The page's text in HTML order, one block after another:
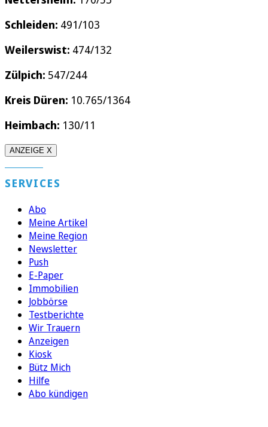
Schleiden: 491/103
Weilerswist: 474/132
Zülpich: 547/244
Kreis Düren: 10.765/1364
Heimbach: 130/11
ANZEIGE X
SERVICES
Abo
Meine Artikel
Meine Region
Newsletter
Push
E-Paper
Immobilien
Jobbörse
Testberichte
Wir Trauern
Anzeigen
Kiosk
Bütz Mich
Hilfe
Abo kündigen